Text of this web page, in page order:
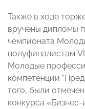
Также в ходе
вручены дипломы
чемпионата
полуфиналистам
Молодые
компетенции
того, были
конкурса